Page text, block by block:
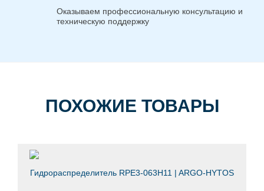
Оказываем профессиональную консультацию и
техническую поддержку
ПОХОЖИЕ ТОВАРЫ
Гидрораспределитель RPE3-063H11 | ARGO-HYTOS